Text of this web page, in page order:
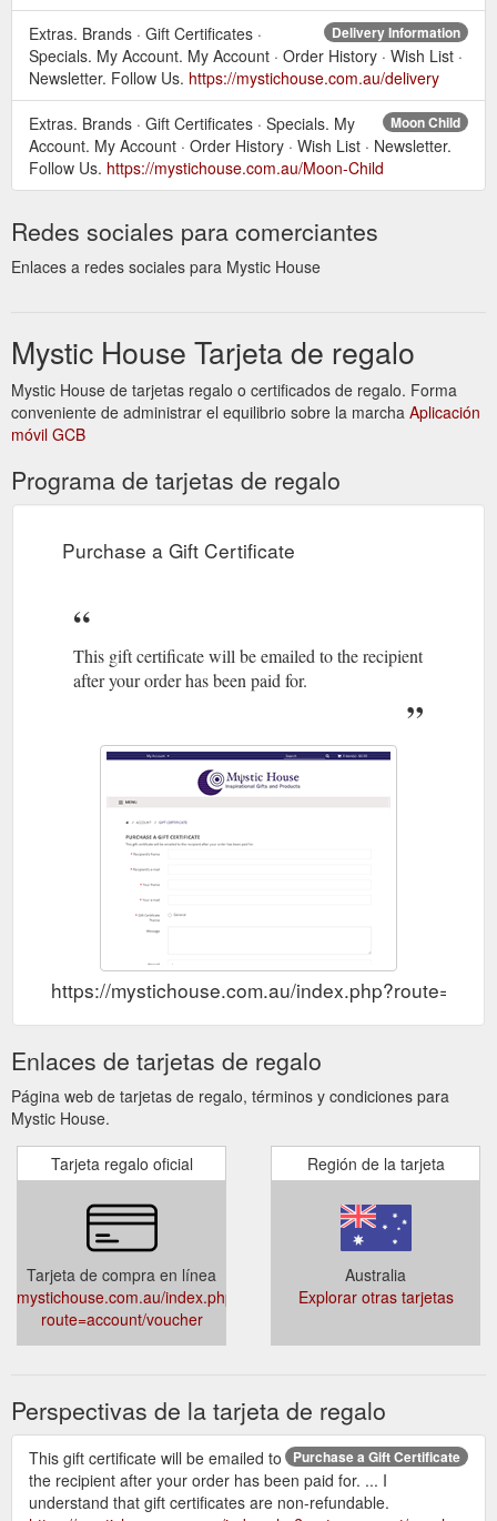
Delivery Information
Extras. Brands · Gift Certificates ·
Specials. My Account. My Account · Order History · Wish List ·
Newsletter. Follow Us. https://mystichouse.com.au/delivery
Moon Child
Extras. Brands · Gift Certificates · Specials. My
Account. My Account · Order History · Wish List · Newsletter.
Follow Us. https://mystichouse.com.au/Moon-Child
Redes sociales para comerciantes
Enlaces a redes sociales para Mystic House
Mystic House Tarjeta de regalo
Mystic House de tarjetas regalo o certificados de regalo. Forma
conveniente de administrar el equilibrio sobre la marcha Aplicación
móvil GCB
Programa de tarjetas de regalo
Purchase a Gift Certificate
This gift certificate will be emailed to the recipient
after your order has been paid for.
https://mystichouse.com.au/
Enlaces de tarjetas de regalo
Página web de tarjetas de regalo, términos y condiciones para
Mystic House.
Tarjeta regalo oficial
Tarjeta de compra en línea
mystichouse.com.au/index.php?
route=account/voucher
Región de la tarjeta
Australia
Explorar otras tarjetas
Perspectivas de la tarjeta de regalo
Purchase a Gift Certificate
This gift certificate will be emailed to
the recipient after your order has been paid for. ... I
understand that gift certificates are non-refundable.